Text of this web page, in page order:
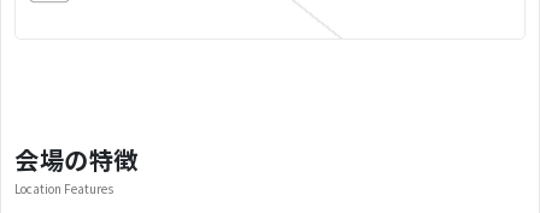
会場の特徴
Location Features